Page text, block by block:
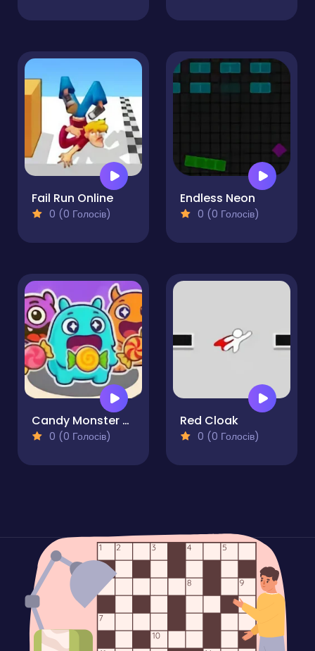
Fail Run Online
0 (0 Голосів)
Endless Neon
0 (0 Голосів)
Candy Monster Raffi
0 (0 Голосів)
Red Cloak
0 (0 Голосів)